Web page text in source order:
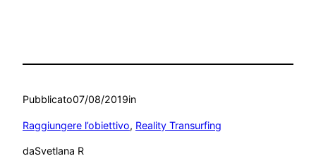
Pubblicato07/08/2019in
Raggiungere l’obiettivo, Reality Transurfing
daSvetlana R